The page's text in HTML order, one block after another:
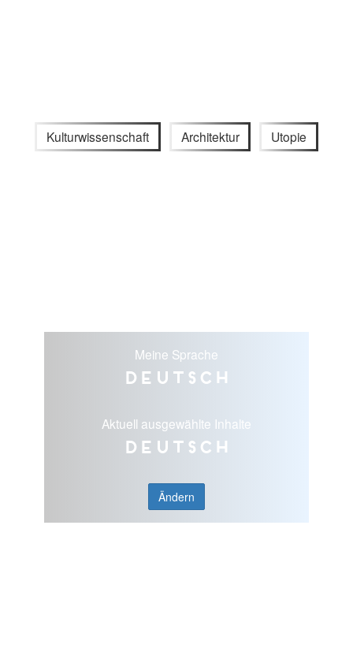
Kulturwissenschaft Architektur Utopie
Meine Sprache
Deutsch
Aktuell ausgewählte Inhalte
Deutsch
Ändern